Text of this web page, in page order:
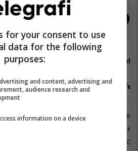
“Dukagjini”
me
Dizajner/e
Prishtinë
3 Maj
for your consent to use
data for the following
purposes:
and content, advertising and
audience research and
information on a device